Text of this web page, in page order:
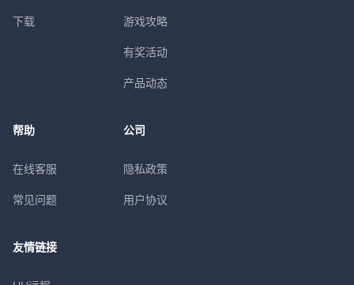
下载 游戏攻略
有奖活动
产品动态
帮助
在线客服
常见问题
公司
隐私政策
用户协议
友情链接